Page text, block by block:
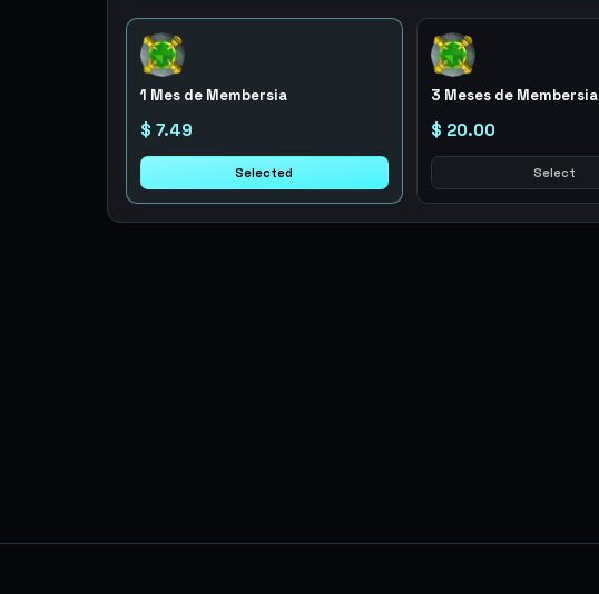
1 Mes de Membersia
$ 7.49
Selected
3 Meses de Membersia
$ 20.00
Select